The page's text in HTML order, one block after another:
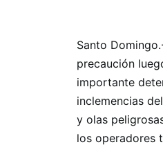
Santo
precaución
importante
inclemencias
y olas
los operadores